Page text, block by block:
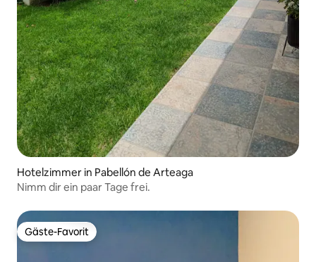
Hotelzimmer in Pabellón de Arteaga
Nimm dir ein paar Tage frei.
Gäste-Favorit
Gäste-Favorit